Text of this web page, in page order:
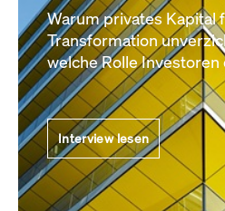
Warum privates Kapital
Transformation
welche Rolle
Interview lesen